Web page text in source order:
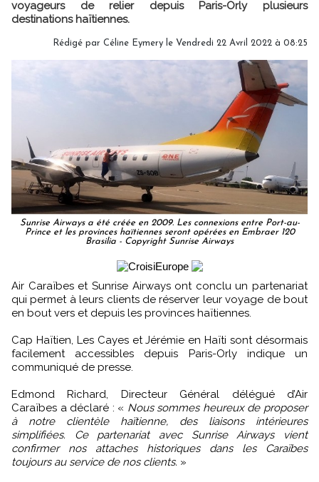
voyageurs de relier depuis Paris-Orly plusieurs
destinations haïtiennes.
Rédigé par Céline Eymery le Vendredi 22 Avril 2022 à 08:25
Sunrise Airways a été créée en 2009. Les connexions entre Port-au-
Prince et les provinces haïtiennes seront opérées en Embraer 120
Brasilia - Copyright Sunrise Airways
Air Caraïbes et Sunrise Airways ont conclu un partenariat
qui permet à leurs clients de réserver leur voyage de bout
en bout vers et depuis les provinces haïtiennes.
Cap Haïtien, Les Cayes et Jérémie en Haïti sont désormais
facilement accessibles depuis Paris-Orly indique un
communiqué de presse.
Edmond Richard, Directeur Général délégué d’Air
Caraïbes a déclaré : « Nous sommes heureux de proposer
à notre clientèle haïtienne, des liaisons intérieures
simplifiées. Ce partenariat avec Sunrise Airways vient
confirmer nos attaches historiques dans les Caraïbes
toujours au service de nos clients. »